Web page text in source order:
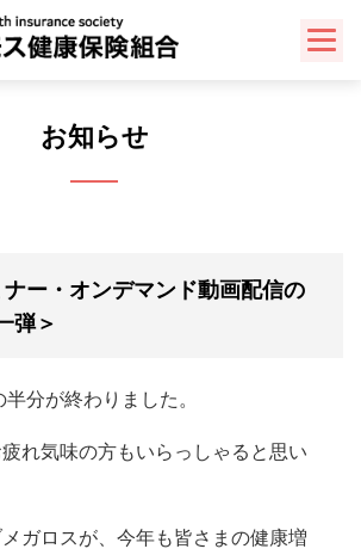
お知らせ
ー・オンデマンド動画配信の
弾＞
分が終わりました。
れ気味の方もいらっしゃると思い
ガロスが、今年も皆さまの健康増